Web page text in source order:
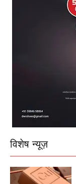
विशेष न्यूज़